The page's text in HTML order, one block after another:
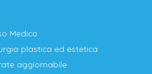
Medico
plastica ed estetica
aggiornabile